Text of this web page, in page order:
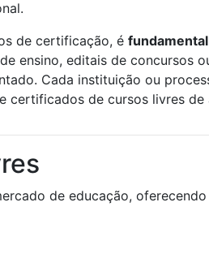
de certificação, é
ensino, editais de concursos
Cada instituição ou
certificados de cursos livres de
de educação,